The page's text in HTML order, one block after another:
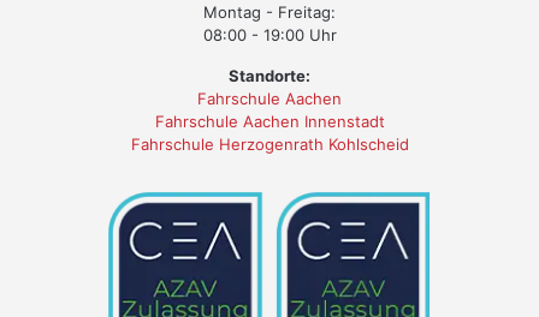
Montag - Freitag:
08:00 - 19:00 Uhr
Standorte:
Fahrschule Aachen
Fahrschule Aachen Innenstadt
Fahrschule Herzogenrath Kohlscheid